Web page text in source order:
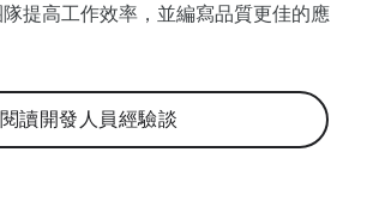
提高工作效率，並編寫品質更佳的應
閱讀開發人員經驗談